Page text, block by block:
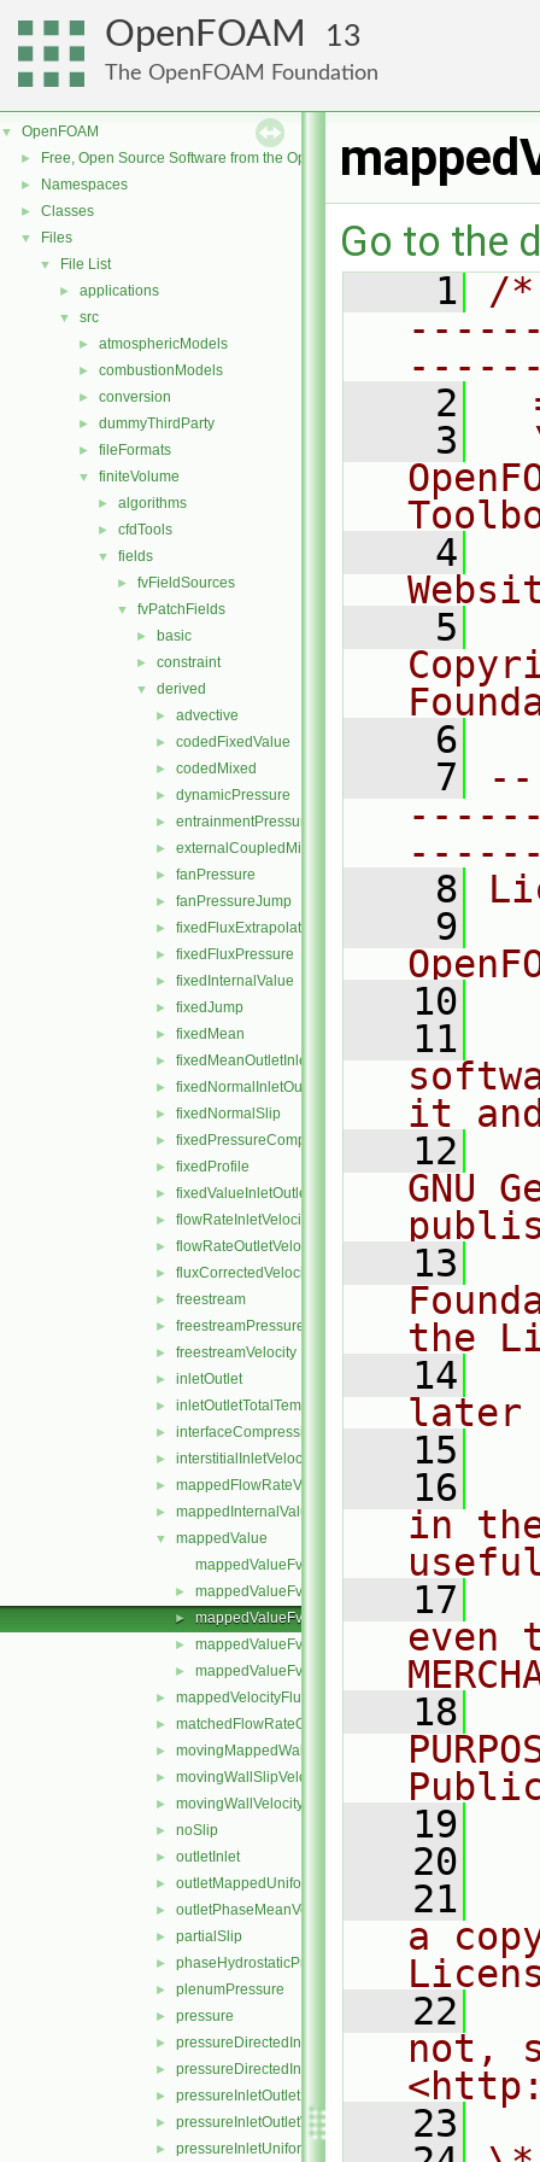
OpenFOAM 13
The OpenFOAM Foundation
▼ OpenFOAM
► Free, Open Source Software from the OpenFOAM Foundation
► Namespaces
► Classes
▼ Files
▼ File List
► applications
▼ src
► atmosphericModels
► combustionModels
► conversion
► dummyThirdParty
► fileFormats
▼ finiteVolume
► algorithms
► cfdTools
▼ fields
► fvFieldSources
▼ fvPatchFields
► basic
► constraint
▼ derived
► advective
► codedFixedValue
► codedMixed
► dynamicPressure
► entrainmentPressure
► externalCoupledMixed
► fanPressure
► fanPressureJump
► fixedFluxExtrapolatedPressure
► fixedFluxPressure
► fixedInternalValue
► fixedJump
► fixedMean
► fixedMeanOutletInlet
► fixedNormalInletOutletVelocity
► fixedNormalSlip
► fixedPressureCompressibleDensity
► fixedProfile
► fixedValueInletOutlet
► flowRateInletVelocity
► flowRateOutletVelocity
► fluxCorrectedVelocity
► freestream
► freestreamPressure
► freestreamVelocity
► inletOutlet
► inletOutletTotalTemperature
► interfaceCompression
► interstitialInletVelocity
► mappedFlowRateVelocity
► mappedInternalValue
▼
mappedValue
mappedValueFvPatchField.C
► mappedValueFvPatchField.H
► mappedValueFvPatchFields.C
► mappedValueFvPatchFields.H
► mappedValueFvPatchFieldsFwd.H
► mappedVelocityFlux
► matchedFlowRateOutletVelocity
► movingMappedWallVelocity
► movingWallSlipVelocity
► movingWallVelocity
► noSlip
► outletInlet
► outletMappedUniformInlet
► outletPhaseMeanVelocity
► partialSlip
► phaseHydrostaticPressure
► plenumPressure
► pressure
► pressureDirectedInletOutletVelocity
► pressureDirectedInletVelocity
► pressureInletOutletParSlipVelocity
► pressureInletOutletVelocity
► pressureInletUniformVelocity
Go to the
    1
/
    2
    3
    4
    5
    6
    7
    8
    9
   10
   11
it
   12
GNU
   13
the
   14
later
   15
   16
in
   17
even
   18
   19
   20
   21
a
   22
not,
   23